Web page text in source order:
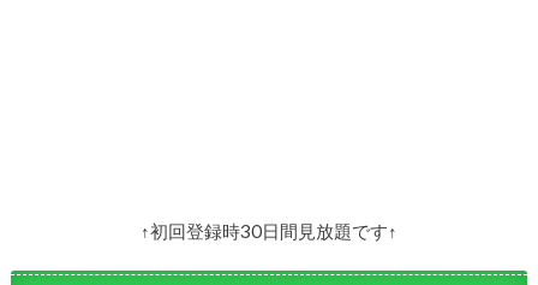
↑初回登録時30日間見放題です↑